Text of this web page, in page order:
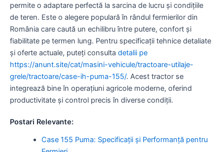
permite o adaptare perfectă la sarcina de lucru și condițiile
de teren. Este o alegere populară în rândul fermierilor din
România care caută un echilibru între putere, confort și
fiabilitate pe termen lung. Pentru specificații tehnice detaliate
și oferte actuale, puteți consulta detalii pe
https://anunt.site/cat/masini-vehicule/tractoare-utilaje-
grele/tractoare/case-ih-puma-155/. Acest tractor se
integrează bine în operațiuni agricole moderne, oferind
productivitate și control precis în diverse condiții.
Postari Relevante:
Case 155 Puma: Specificații și Performanță pentru